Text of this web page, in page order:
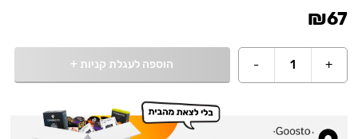
₪67
+
1
- הוספה לעגלת קניות +